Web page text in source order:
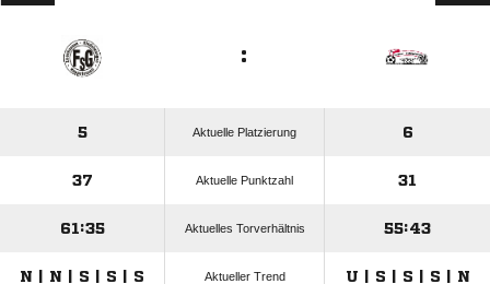
:
5 Aktuelle Platzierung 6
37 Aktuelle Punktzahl 31
61:35 Aktuelles Torverhältnis 55:43
N | N | S | S | S Aktueller Trend U | S | S | S | N